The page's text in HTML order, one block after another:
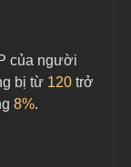
của người
bị từ 120 trở
8%.